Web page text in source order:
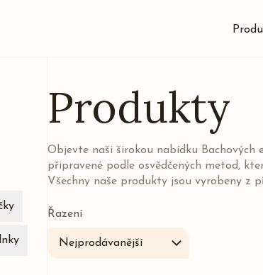
Produkty
Objevte naši širokou nabídku Bachových
připravené podle osvědčených metod,
Všechny naše produkty jsou vyrobeny z
Řazení
Nejprodávanější